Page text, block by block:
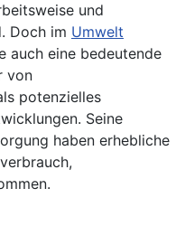
und
Doch im Umwelt
auch eine bedeutende
von
potenzielles
Seine
haben erhebliche